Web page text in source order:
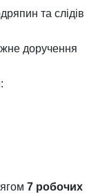
та слідів
доручення
7 робочих